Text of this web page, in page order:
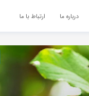
درباره ما ارتباط با ما